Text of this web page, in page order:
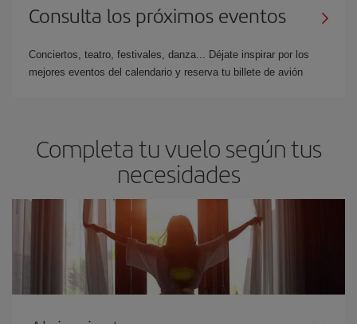
Consulta los próximos eventos
Conciertos, teatro, festivales, danza... Déjate inspirar por los
mejores eventos del calendario y reserva tu billete de avión
Completa tu vuelo según tus
necesidades